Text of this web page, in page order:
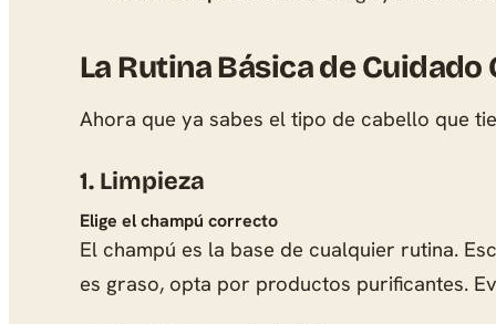
La Rutina Básica de Cuidado
Ahora que ya sabes el tipo de cabello que
1. Limpieza
Elige el champú correcto
El champú es la base de cualquier rutina.
es graso, opta por productos purificantes.